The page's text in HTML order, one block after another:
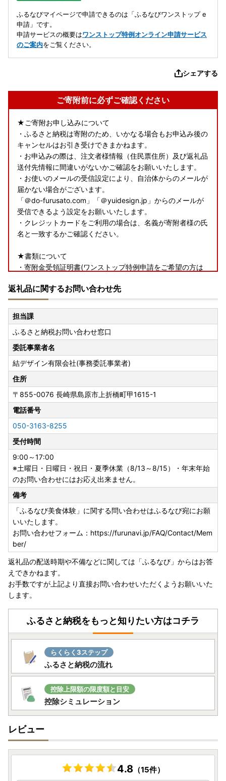
ふるなびマイページで申請できるのは「ふるなびワンストップ e
申請」です。
申請サービスの概要はワンストップ特例オンライン申請サービス
のご案内をご覧ください。
シェアする
ご寄附前に必ずご確認ください
★ご寄附お申し込みについて
・ふるさと納税は寄附のため、いかなる場合もお申込み後の
キャンセルはお引き受けできまかねます。
・お申込みの際は、注文者様情報（住民票住所）及び返礼品
送付先情報に間違いがないかご確認をお願いいたします。
・お使いのメールの受信設定により、自治体からのメールが
届かない場合がございます。
「＠do-furusato.com」「＠yuidesign.jp」からのメールが
受信できるよう設定をお願いいたします。
・クレジットカードをご利用の場合は、名義が寄附者様の氏
名と一致するかご確認ください。
★書類について
・寄附金受領証明書(ワンストップ特例申請をご希望の方は
★返礼品について
・お受け取り日の指定はできかねます。
・長期ご不在でお受取不可の期間がございましたら、必ず備
考欄に「不在:○○」とご記入ください。
・お申込内容の不備（住所誤り等）や、受取人様のご都合に
より返礼品がお届けできない場合、再送および寄附金の返金
はできかねます。
・手配状況次第では返礼品送付先の変更ができない場合があ
ります。また転送する場合は転送料金(受取人着払い)が発生
します。
・「のし」可の返礼品を除き、のしの対応はできかねます。
・配送業者の指定はできかねます。また返礼品によって異な
ります。
・出荷日の事前案内は行っておりません。また、ご要望をい
ただいても対応できかねます。
・返礼品をお届けする際の配送伝票について、ご依頼主名は
寄附者様のお名前が入ります。変更はできかねます。
・郵便受けにお届けする返礼品（メール便）につきまして
は、ご依頼主名は配送伝票に印字されません。なお、ふるさ
と納税の記載が入りますのでご了承ください。
・複数の返礼品をお選びいただいた場合、個別発送となる場
合があります。
・返礼品に不具合がある場合、お受け取り後、3日以内にご
連絡ください。
・返礼品の送付は、気仙沼市外にお住まいの方に限らせてい
ただきます。
★プライバシーについて
寄附者様からいただいた個人情報は、商品の発送とご連絡、
お問い合わせ対応、ならびに寄附者様へ向けた気仙沼市のふ
るさと納税に関する情報提供に使用させていただきます。
当市が責任をもって安全に蓄積・保管し、第三者に譲渡・提
供することはございません。
また、上記の手段としては、電子メールの配信やパンフレッ
ト等の郵送をさせていただく場合がございます。
返礼品に関するお問い合わせ先
担当課
ふるさと納税お問い合わせ窓口
委託事業者名
結デザイン有限会社(事務委託事業者)
住所
〒855-0076 長崎県島原市上折橋町甲1615-1
電話番号
050-3163-8255
受付時間
9:00～17:00
※土曜日・日曜日・祝日・夏季休業（8/13～8/15）・年末年始
のお問い合わせにはお応え出来ません。
備考
「ふるなび美食体験」に関する問い合わせはふるなび宛にお願
いいたします。
お問い合わせフォーム：https://furunavi.jp/FAQ/Contact/Mem
ber/
返礼品の配送時期や不備などに関しては「ふるなび」からはお答
えできかねます。
お手数ですが上記より直接お問い合わせいただくようお願いいた
します。
ふるさと納税をもっと知りたい方はコチラ
らくらく3ステップ
ふるさと納税の流れ
控除上限額の限度額と目安
控除シミュレーション
レビュー
4.8（15件）